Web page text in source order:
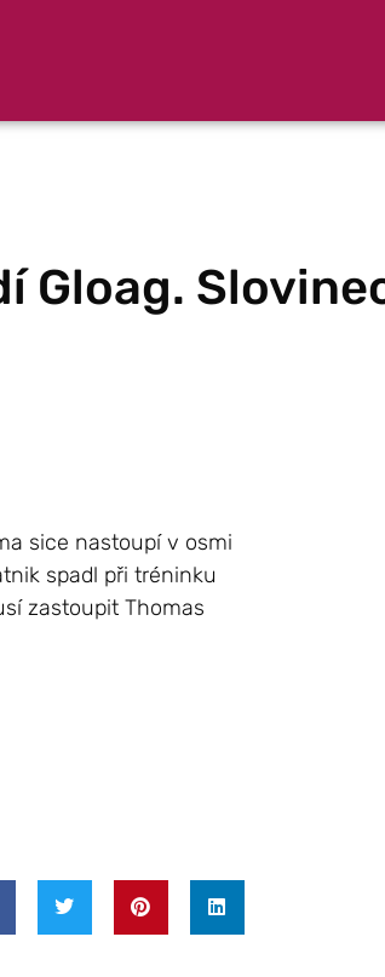
Gloag.
sice nastoupí v osmi
spadl při tréninku
zastoupit Thomas